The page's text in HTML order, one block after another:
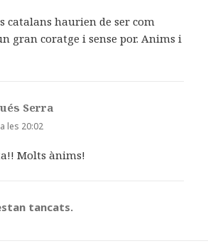
catalans haurien de ser com
gran coratge i sense por. Anims i
Serra
les 20:02
Molts ànims!
tancats.